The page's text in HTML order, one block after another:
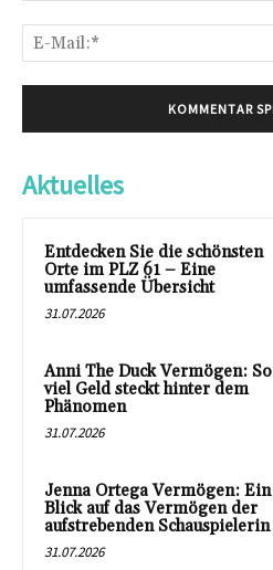
Aktuelles
Entdecken Sie die schönsten
Orte im PLZ 61 – Eine
umfassende Übersicht
31.07.2026
Anni The Duck Vermögen: So
viel Geld steckt hinter dem
Phänomen
31.07.2026
Jenna Ortega Vermögen: Ein
Blick auf das Vermögen der
aufstrebenden Schauspielerin
31.07.2026